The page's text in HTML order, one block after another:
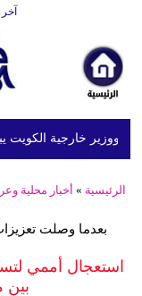
آخر
ووزير خارجية الكويت
الرئيسية » أخبار محلية
بعدما وصلت
استعجال أممي
بين